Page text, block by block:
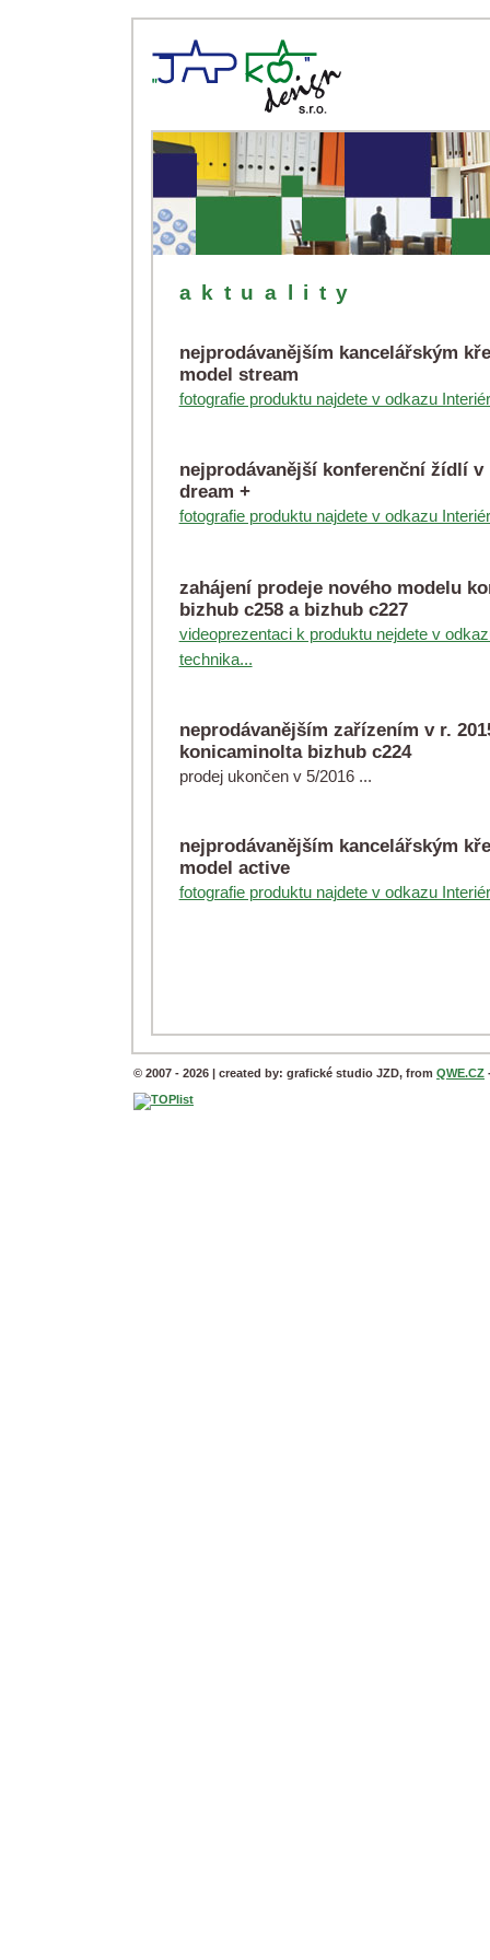
aktuality
nejprodávanějším kancelářským
model stream
fotografie produktu najdete v odkazu
nejprodávanější konferenční žídlí v
dream +
fotografie produktu najdete v odkazu
zahájení prodeje nového modelu
bizhub c258 a bizhub c227
videoprezentaci k produktu nejdete v
technika...
neprodávanějším zařízením v r.
konicaminolta bizhub c224
prodej ukončen v 5/2016 ...
nejprodávanějším kancelářským
model active
fotografie produktu najdete v odkazu
© 2007 - 2026 | created by: grafické studio JZD, from QWE.CZ